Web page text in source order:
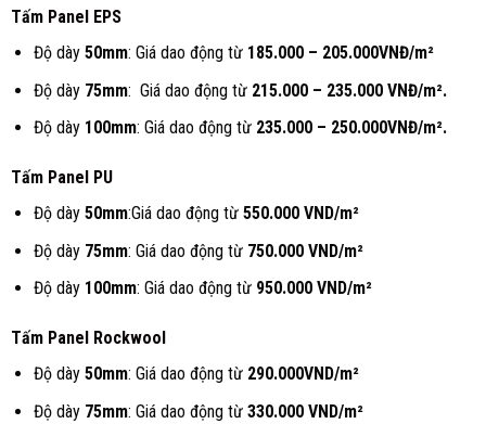
Tấm Panel EPS
Độ dày 50mm: Giá dao động từ 185.000 – 205.000VNĐ/m²
Độ dày 75mm: Giá dao động từ 215.000 – 235.000 VNĐ/m².
Độ dày 100mm: Giá dao động từ 235.000 – 250.000VNĐ/m².
Tấm Panel PU
Độ dày 50mm:Giá dao động từ 550.000 VND/m²
Độ dày 75mm: Giá dao động từ 750.000 VND/m²
Độ dày 100mm: Giá dao động từ 950.000 VND/m²
Tấm Panel Rockwool
Độ dày 50mm: Giá dao động từ 290.000VND/m²
Độ dày 75mm: Giá dao động từ 330.000 VND/m²